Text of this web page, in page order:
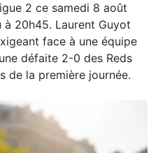
2 ce samedi 8 août
à 20h45. Laurent Guyot
face à une équipe
défaite 2-0 des Reds
de la première journée.